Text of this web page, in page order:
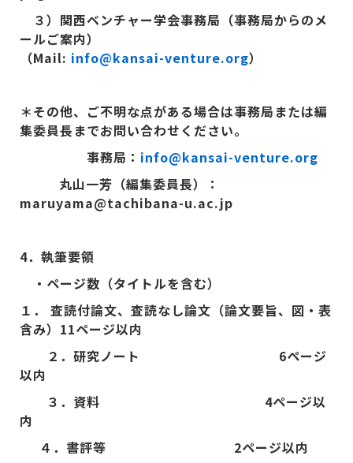
３）関西ベンチャー学会事務局（事務局からのメ
ールご案内）
（Mail: info@kansai-venture.org）
＊その他、ご不明な点がある場合は事務局または編
集委員長までお問い合わせください。
事務局： info@kansai-venture.org
丸山一芳（編集委員長）：
maruyama@tachibana-u.ac.jp
4．執筆要領
・ページ数（タイトルを含む）
１． 査読付論文、査読なし論文（論文要旨、図・表
含み）11ページ以内
２．研究ノート 6ページ
以内
３．資料 4ページ以
内
４．書評等
2ページ以内